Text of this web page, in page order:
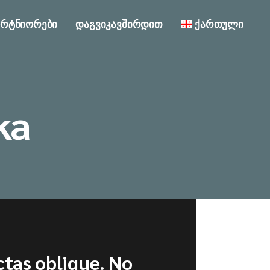
დაგვიკავშირდით ქართული
English
Русский
oblique. No